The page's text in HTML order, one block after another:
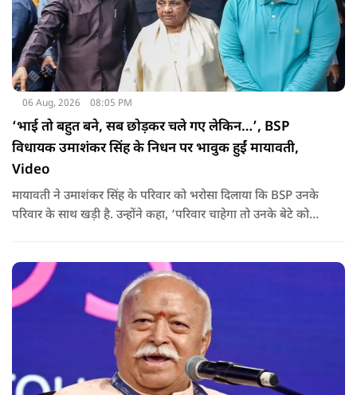
06 Aug, 2026 08:05 PM
‘भाई तो बहुत बने, सब छोड़कर चले गए लेकिन…’, BSP
विधायक उमाशंकर सिंह के निधन पर भावुक हुईं मायावती,
Video
मायावती ने उमाशंकर सिंह के परिवार को भरोसा दिलाया कि BSP उनके
परिवार के साथ खड़ी है. उन्होंने कहा, ‘परिवार चाहेगा तो उनके बेटे को